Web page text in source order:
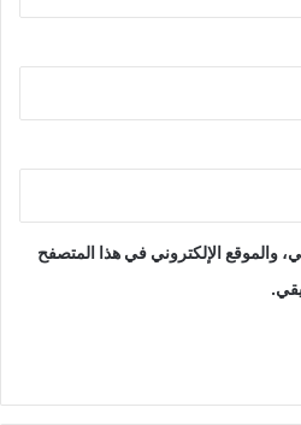
والموقع الإلكتروني في هذا المتصفح